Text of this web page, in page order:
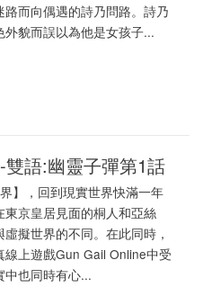
路而向偶遇的詩乃問路。詩乃
外貌而誤以為他是女孩子...
雙語:幽靈子彈第1話
】，回到現實世界快滿一年
東京皇居見面的桐人和亞絲
擬世界的不同。在此同時，
線上遊戲Gun Gail Online中受
中也同時有心...